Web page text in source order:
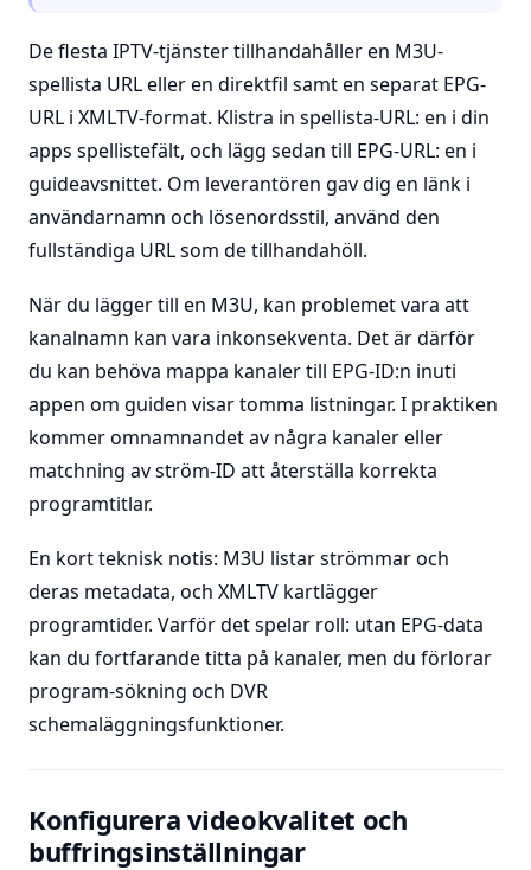
De flesta IPTV-tjänster tillhandahåller en M3U-
spellista URL eller en direktfil samt en separat EPG-
URL i XMLTV-format. Klistra in spellista-URL: en i din
apps spellistefält, och lägg sedan till EPG-URL: en i
guideavsnittet. Om leverantören gav dig en länk i
användarnamn och lösenordsstil, använd den
fullständiga URL som de tillhandahöll.
När du lägger till en M3U, kan problemet vara att
kanalnamn kan vara inkonsekventa. Det är därför
du kan behöva mappa kanaler till EPG-ID:n inuti
appen om guiden visar tomma listningar. I praktiken
kommer omnamnandet av några kanaler eller
matchning av ström-ID att återställa korrekta
programtitlar.
En kort teknisk notis: M3U listar strömmar och
deras metadata, och XMLTV kartlägger
programtider. Varför det spelar roll: utan EPG-data
kan du fortfarande titta på kanaler, men du förlorar
program-sökning och DVR
schemaläggningsfunktioner.
Konfigurera videokvalitet och
buffringsinställningar